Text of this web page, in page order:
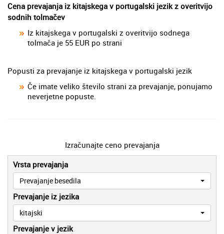
Cena prevajanja iz kitajskega v portugalski jezik z overitvijo
sodnih tolmačev
Iz kitajskega v portugalski z overitvijo sodnega
tolmača je 55 EUR po strani
Popusti za prevajanje iz kitajskega v portugalski jezik
Če imate veliko število strani za prevajanje, ponujamo
neverjetne popuste.
Izračunajte ceno prevajanja
Vrsta prevajanja
Prevajanje besedila
Prevajanje iz jezika
kitajski
Prevajanje v jezik